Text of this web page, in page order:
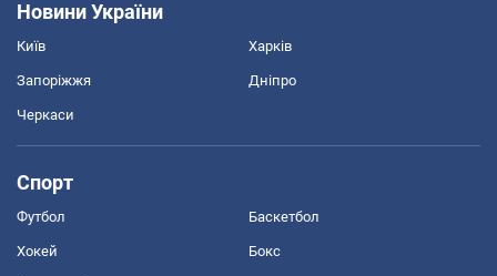
Новини України
Київ Харків
Запоріжжя Дніпро
Черкаси
Спорт
Футбол Баскетбол
Хокей Бокс